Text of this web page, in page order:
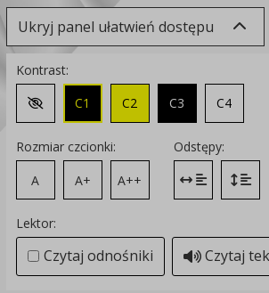
Ukryj panel ułatwień dostępu
Kontrast:
Zmień kontrast na domyślny
C1 C2 C3 C4
Rozmiar czcionki:
A
A+ A++
Odstępy:
Zmień
Lektor:
Czytaj odnośniki Czytaj